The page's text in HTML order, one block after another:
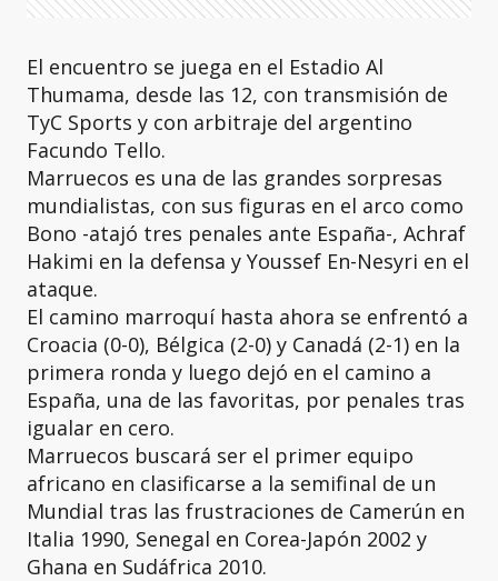
El encuentro se juega en el Estadio Al
Thumama, desde las 12, con transmisión de
TyC Sports y con arbitraje del argentino
Facundo Tello.
Marruecos es una de las grandes sorpresas
mundialistas, con sus figuras en el arco como
Bono -atajó tres penales ante España-, Achraf
Hakimi en la defensa y Youssef En-Nesyri en el
ataque.
El camino marroquí hasta ahora se enfrentó a
Croacia (0-0), Bélgica (2-0) y Canadá (2-1) en la
primera ronda y luego dejó en el camino a
España, una de las favoritas, por penales tras
igualar en cero.
Marruecos buscará ser el primer equipo
africano en clasificarse a la semifinal de un
Mundial tras las frustraciones de Camerún en
Italia 1990, Senegal en Corea-Japón 2002 y
Ghana en Sudáfrica 2010.